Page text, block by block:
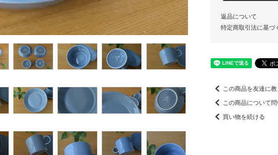
返品について
特定商取引法に基づ
この商品を友達に
この商品について
買い物を続ける